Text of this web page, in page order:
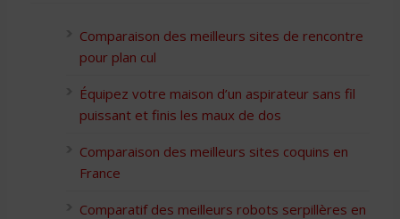
Comparaison des meilleurs sites de rencontre
pour plan cul
Équipez votre maison d’un aspirateur sans fil
puissant et finis les maux de dos
Comparaison des meilleurs sites coquins en
France
Comparatif des meilleurs robots serpillères en